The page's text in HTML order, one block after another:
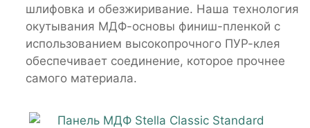
шлифовка и обезжиривание. Наша технология
окутывания МДФ-основы финиш-пленкой с
использованием высокопрочного ПУР-клея
обеспечивает соединение, которое прочнее
самого материала.